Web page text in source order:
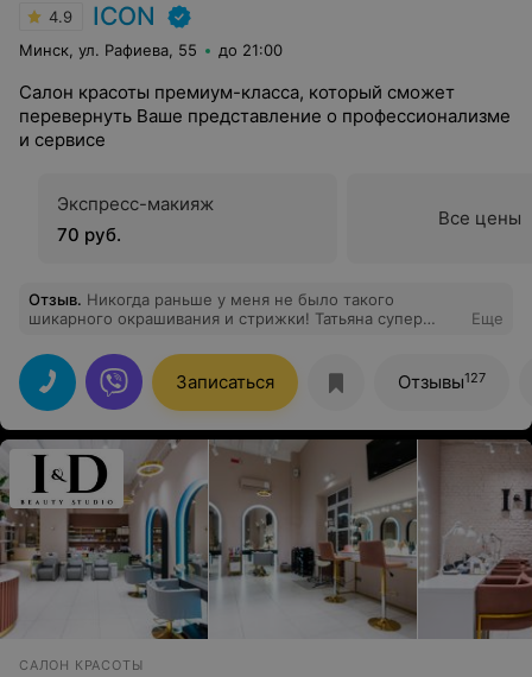
4.9 ICON
Минск, ул. Рафиева, 55 до 21:00
Салон красоты премиум-класса, который сможет
перевернуть Ваше представление о профессионализме
и сервисе
Экспресс-макияж
70 руб.
Все цены
Отзыв. Никогда раньше у меня не было такого
шикарного окрашивания и стрижки! Татьяна супер
листе ожидания на сложное окрашивание, но хотела
именно к ней. Это стоило того!!!! Восторг! Девочки
администраторы тоже респект, подхватили из листа ,
все здорово организовали. Салон стильный, красивый!
Довольна ооочень!!!
Еще
Записаться Отзывы127
САЛОН КРАСОТЫ